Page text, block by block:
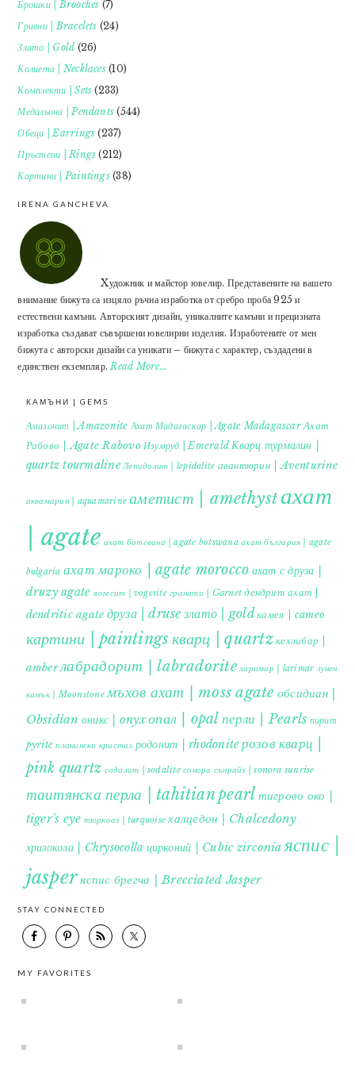
Брошки | Brooches (7)
Гривни | Bracelets (24)
Злато | Gold (26)
Колиета | Necklaces(10)
Комплекти | Sets (233)
Медальони | Pendants (544)
Обеци | Earrings (237)
Пръстени | Rings (212)
Картини | Paintings(38)
IRENA GANCHEVA
Xудожник и майстор ювелир. Представените на вашето
внимание бижута са изцяло ръчна изработка от сребро проба 925 и
естествени камъни. Авторският дизайн, уникалните камъни и прецизната
изработка създават съвършени ювелирни изделия. Изработените от мен
бижута с авторски дизайн са уникати – бижута с характер, създадени в
единствен екземпляр.Read More…
КАМЪНИ | GEMS
Амазонит | Amazonite Ахат Мадагаскар | Agate Madagascar Ахат
Рабово | Agate Rabovo Изумруд | Emerald Кварц турмалин |
quartz tourmaline Лепидолит | lepidolite авантюрин | Aventurine
аквамарин | aquamarine аметист | amethystахат
| agate ахат ботсвана | agate botswana ахат българия | agate
bulgaria ахат мароко | agate morocco ахат с друза |
druzy agate вогесит | vogesite гранати | Garnet дендрит ахат |
dendritic agate друза | druse злато | gold камея | cameo
картини | paintings кварц | quartzкехлибар |
amberлабрадорит | labradorite ларимар | larimar лунен
камък | Moonstone мъхов ахат | moss agate обсидиан |
Obsidian оникс | onyxопал | opal перли | Pearls пирит |
pyrite планински кристал родонит | rhodonite розов кварц |
pink quartz содалит | sodalite сонора сънрайз | sonora sunrise
таитянска перла | tahitian pearl тигрово око |
tiger's eye тюркоаз | turquoise халцедон | Chalcedony
хризокола | Chrysocolla цирконий | Cubic zirconia яспис |
jasperяспис брегча | Brecciated Jasper
STAY CONNECTED
MY FAVORITES